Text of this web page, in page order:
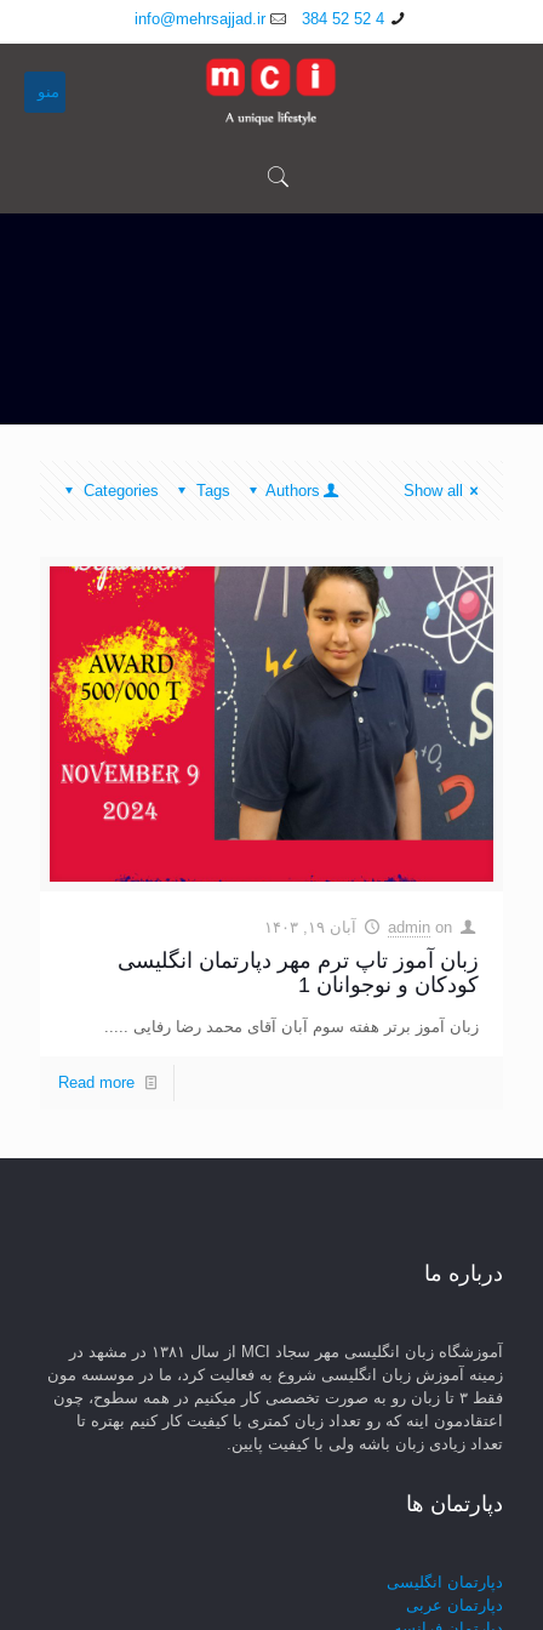
4 52 52 384
info@mehrsajjad.ir
منو
Categories Tags Authors Show all
admin on آبان ۱۹, ۱۴۰۳
زبان آموز تاپ ترم مهر دپارتمان انگلیسی
کودکان و نوجوانان 1
زبان آموز برتر هفته سوم آبان آقای محمد رضا رفایی .....
Read more
درباره ما
آموزشگاه زبان انگلیسی مهر سجاد MCI از سال ۱۳۸۱ در مشهد در
زمینه آموزش زبان انگلیسی شروع به فعالیت کرد، ما در موسسه مون
فقط ۳ تا زبان رو به صورت تخصصی کار میکنیم در همه سطوح، چون
اعتقادمون اینه که رو تعداد زبان کمتری با کیفیت کار کنیم بهتره تا
تعداد زیادی زبان باشه ولی با کیفیت پایین.
دپارتمان ها
دپارتمان انگلیسی
دپارتمان عربی